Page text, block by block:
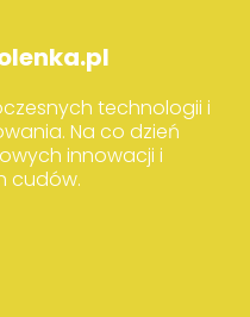
technologii i
Na co dzień
innowacji i
cudów.